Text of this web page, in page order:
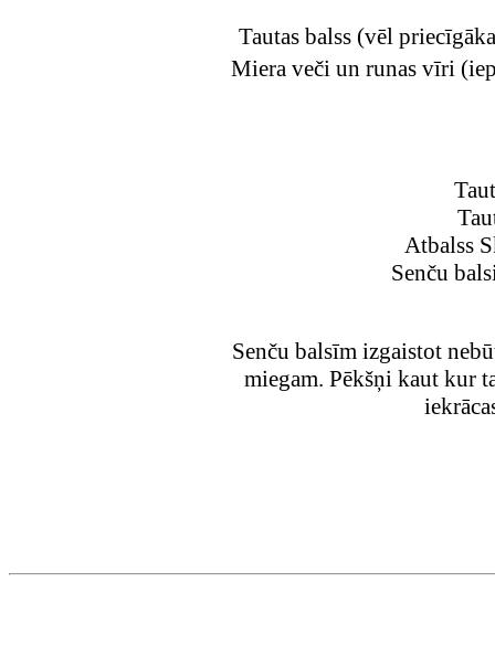
Tautas balss (vēl
Miera veči un runas vīri
Atbalss
Senču
Senču balsīm izgaistot
miegam. Pēkšņi kaut kur